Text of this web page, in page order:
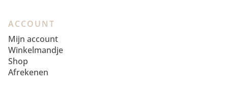
ACCOUNT
Mijn account
Winkelmandje
Shop
Afrekenen